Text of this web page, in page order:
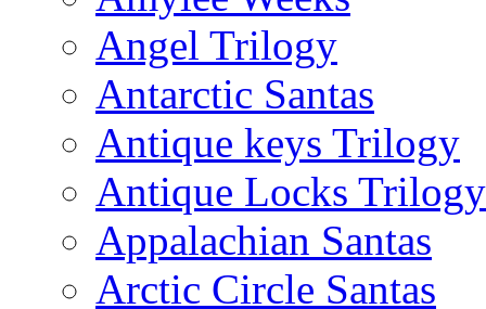
Angel Trilogy
Antarctic Santas
Antique keys Trilogy
Antique Locks Trilogy
Appalachian Santas
Arctic Circle Santas